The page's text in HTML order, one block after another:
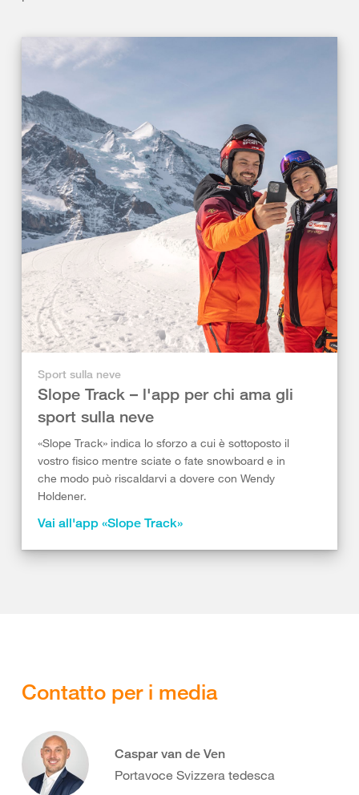
Sport sulla neve
Slope Track – l'app per chi ama gli
sport sulla neve
«Slope Track» indica lo sforzo a cui è sottoposto il
vostro fisico mentre sciate o fate snowboard e in
che modo può riscaldarvi a dovere con Wendy
Holdener. ​
Vai all'app «Slope Track»
Contatto per i media
Caspar van de Ven
Portavoce Svizzera tedesca